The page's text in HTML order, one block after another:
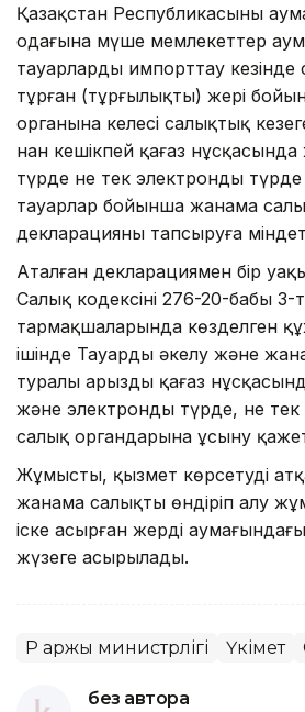
Қазақстан Республикасының
одағына мүше мемлекеттер
тауарларды импорттау кезінде
тұрған (тұрғылықты) жері
органына келесі салықтық
нан кешікпей қағаз
түрде не тек электронды
тауарлар бойынша жанама
декларацияны тапсыруға
Аталған декларациямен бір
Салық кодексінің 276-20-бабы 3-
тармақшаларында көзделген
ішінде Тауарды әкелу және
туралы арызды қағаз
және электронды түрде, не
салық органдарына ұсыну
Жұмысты, қызмет көрсетуді
жанама салықты өндіріп алу
іске асырған жердің
жүзеге асырылады.
ҚР Қаржы министрлігі Үкімет
без автора